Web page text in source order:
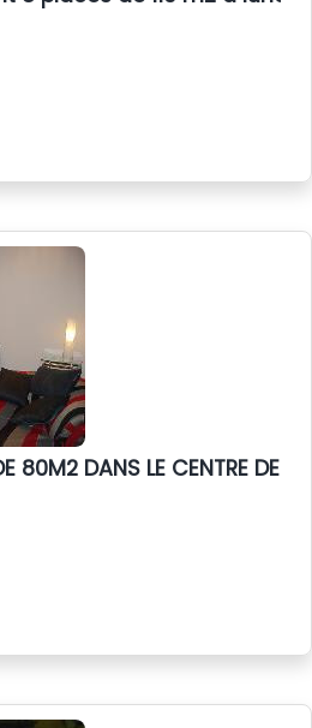
80M2 DANS LE CENTRE DE